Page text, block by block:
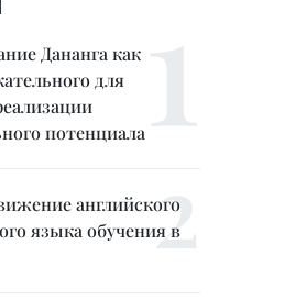
Дананга как
для
потенциала
английского
языка обучения в